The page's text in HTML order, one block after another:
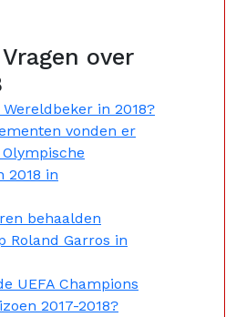
over
in 2018?
vonden er
2018 in
behaalden
Roland Garros in
UEFA Champions
2017-2018?